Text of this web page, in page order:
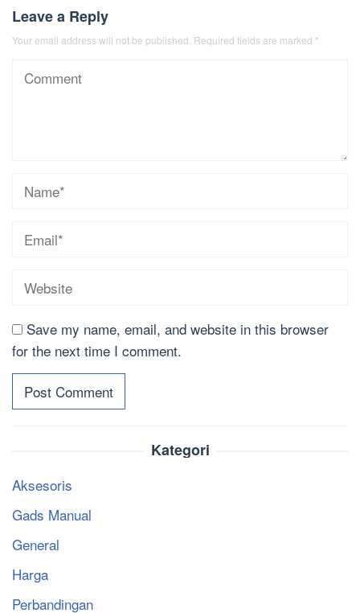
Leave a Reply
Your email address will not be published. Required fields are marked *
Save my name, email, and website in this browser
for the next time I comment.
Kategori
Aksesoris
Gads Manual
General
Harga
Perbandingan